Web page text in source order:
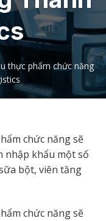
thực phẩm chức năng
chức năng sẽ
nhập khẩu một số
bột, viên tăng
chức năng sẽ